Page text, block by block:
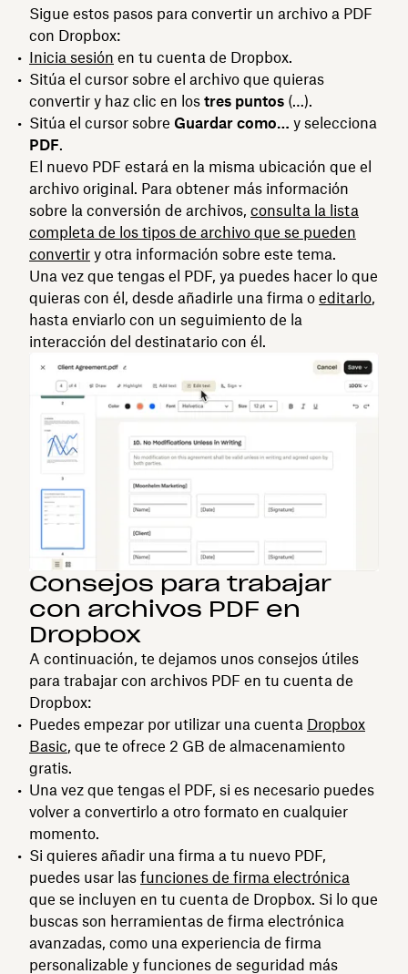
Sigue estos pasos para convertir un archivo a PDF
con Dropbox:
Inicia sesión en tu cuenta de Dropbox.
Sitúa el cursor sobre el archivo que quieras
convertir y haz clic en los tres puntos (…).
Sitúa el cursor sobre Guardar como… y selecciona
PDF.
El nuevo PDF estará en la misma ubicación que el
archivo original. Para obtener más información
sobre la conversión de archivos, consulta la lista
completa de los tipos de archivo que se pueden
convertir y otra información sobre este tema.
Una vez que tengas el PDF, ya puedes hacer lo que
quieras con él, desde añadirle una firma o editarlo,
hasta enviarlo con un seguimiento de la
interacción del destinatario con él.
Consejos para trabajar
con archivos PDF en
Dropbox
A continuación, te dejamos unos consejos útiles
para trabajar con archivos PDF en tu cuenta de
Dropbox:
Puedes empezar por utilizar una cuenta Dropbox
Basic, que te ofrece 2 GB de almacenamiento
gratis.
Una vez que tengas el PDF, si es necesario puedes
volver a convertirlo a otro formato en cualquier
momento.
Si quieres añadir una firma a tu nuevo PDF,
puedes usar las funciones de firma electrónica
que se incluyen en tu cuenta de Dropbox. Si lo que
buscas son herramientas de firma electrónica
avanzadas, como una experiencia de firma
personalizable y funciones de seguridad más